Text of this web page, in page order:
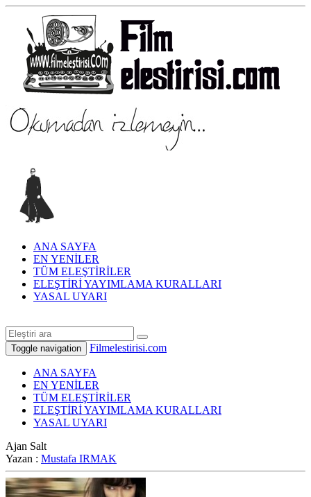
ANA SAYFA
EN YENİLER
TÜM ELEŞTİRİLER
ELEŞTİRİ YAYIMLAMA KURALLARI
YASAL UYARI
Toggle navigation Filmelestirisi.com
ANA SAYFA
EN YENİLER
TÜM ELEŞTİRİLER
ELEŞTİRİ YAYIMLAMA KURALLARI
YASAL UYARI
Ajan Salt
Yazan : Mustafa IRMAK